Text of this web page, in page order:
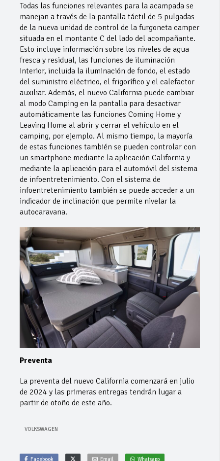
Todas las funciones relevantes para la acampada se
manejan a través de la pantalla táctil de 5 pulgadas
de la nueva unidad de control de la furgoneta camper
situada en el montante C del lado del acompañante.
Esto incluye información sobre los niveles de agua
fresca y residual, las funciones de iluminación
interior, incluida la iluminación de fondo, el estado
del suministro eléctrico, el frigorífico y el calefactor
auxiliar. Además, el nuevo California puede cambiar
al modo Camping en la pantalla para desactivar
automáticamente las funciones Coming Home y
Leaving Home al abrir y cerrar el vehículo en el
camping, por ejemplo. Al mismo tiempo, la mayoría
de estas funciones también se pueden controlar con
un smartphone mediante la aplicación California y
mediante la aplicación para el automóvil del sistema
de infoentretenimiento. Con el sistema de
infoentretenimiento también se puede acceder a un
indicador de inclinación que permite nivelar la
autocaravana.
Preventa
La preventa del nuevo California comenzará en julio
de 2024 y las primeras entregas tendrán lugar a
partir de otoño de este año.
VOLKSWAGEN
Facebook Email Whatsapp